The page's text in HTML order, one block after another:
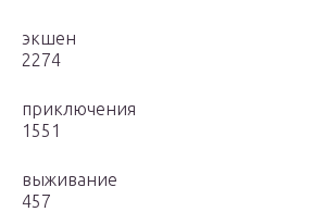
экшен
2274
приключения
1551
выживание
457